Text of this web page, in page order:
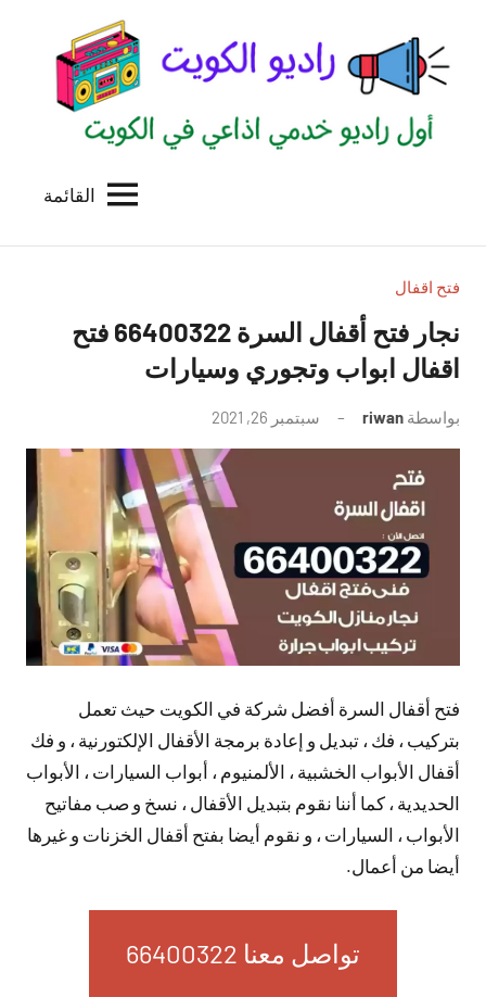
المحتوى
الكويت
للاعلانات
بالكويت
القائمة
فتح اقفال
نجار فتح أقفال السرة 66400322 فتح
اقفال ابواب وتجوري وسيارات
بواسطة riwan سبتمبر 26, 2021
توجد
تعليقات
فتح أقفال السرة أفضل شركة في الكويت حيث تعمل
بتركيب ، فك ، تبديل و إعادة برمجة الأقفال الإلكتورنية ، و فك
أقفال الأبواب الخشبية ، الألمنيوم ، أبواب السيارات ، الأبواب
الحديدية ، كما أننا نقوم بتبديل الأقفال ، نسخ و صب مفاتيح
الأبواب ، السيارات ، و نقوم أيضا بفتح أقفال الخزنات و غيرها
أيضا من أعمال.
تواصل معنا 66400322